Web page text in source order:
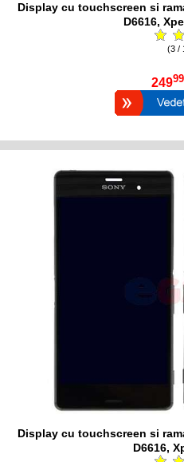
Display cu touchscreen si
D6616,
(3 /
24999
Display cu touchscreen si
D6616,